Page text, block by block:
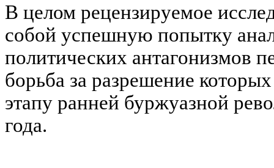
В целом рецензируемое
собой успешную попытку
политических антагонизмов
борьба за разрешение
этапу ранней буржуазной
года.